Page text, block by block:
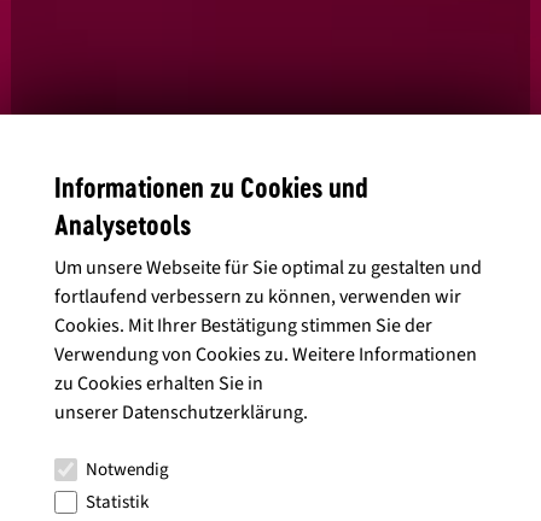
Ja, ich habe dieDatenschutzbedingungen
Alle Artikel anzeigen
Informationen zu Cookies und
Analysetools
Um unsere Webseite für Sie optimal zu gestalten und
fortlaufend verbessern zu können, verwenden wir
Cookies. Mit Ihrer Bestätigung stimmen Sie der
Verwendung von Cookies zu. Weitere Informationen
zu Cookies erhalten Sie in
unsererDatenschutzerklärung.
Notwendig
Statistik